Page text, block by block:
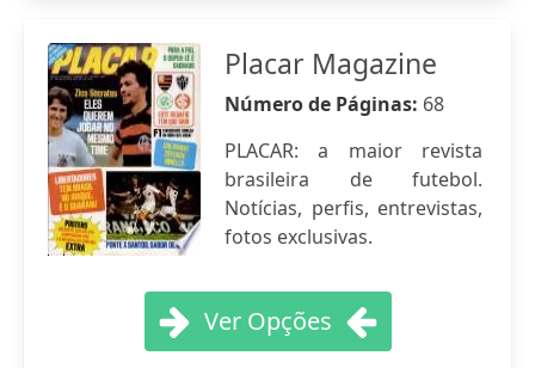
Placar Magazine
Número de Páginas: 68
PLACAR: a maior revista
brasileira de futebol.
Notícias, perfis, entrevistas,
fotos exclusivas.
Ver Opções